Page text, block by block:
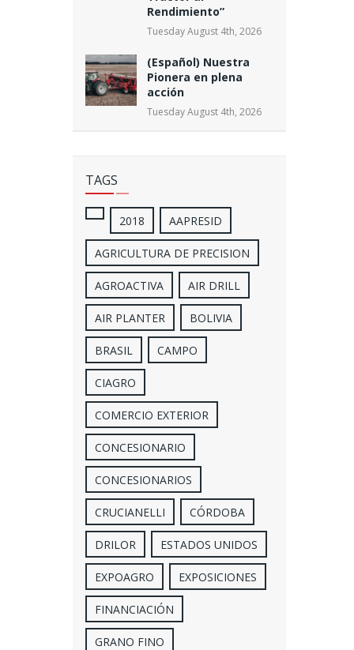
Rendimiento”
Tuesday August 4th, 2026
(Español) Nuestra
Pionera en plena
acción
Tuesday August 4th, 2026
TAGS
2018 AAPRESID
AGRICULTURA DE PRECISION
AGROACTIVA AIR DRILL
AIR PLANTER BOLIVIA
BRASIL CAMPO
CIAGRO
COMERCIO EXTERIOR
CONCESIONARIO
CONCESIONARIOS
CRUCIANELLI CÓRDOBA
DRILOR ESTADOS UNIDOS
EXPOAGRO EXPOSICIONES
FINANCIACIÓN
GRANO FINO